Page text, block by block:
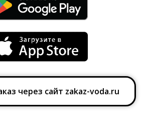
через сайт zakaz-voda.ru